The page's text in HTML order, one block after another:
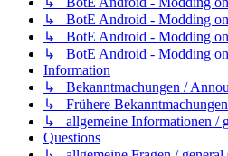
↳ BotE Android - Modding
↳ BotE Android - Modding
↳ BotE Android - Modding
Information
↳ Bekanntmachungen /
↳ Frühere
↳ allgemeine Informationen /
Questions